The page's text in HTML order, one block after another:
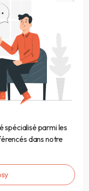
spécialisé parmi les
dans notre